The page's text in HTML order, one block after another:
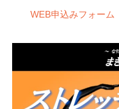
WEB申込みフォーム